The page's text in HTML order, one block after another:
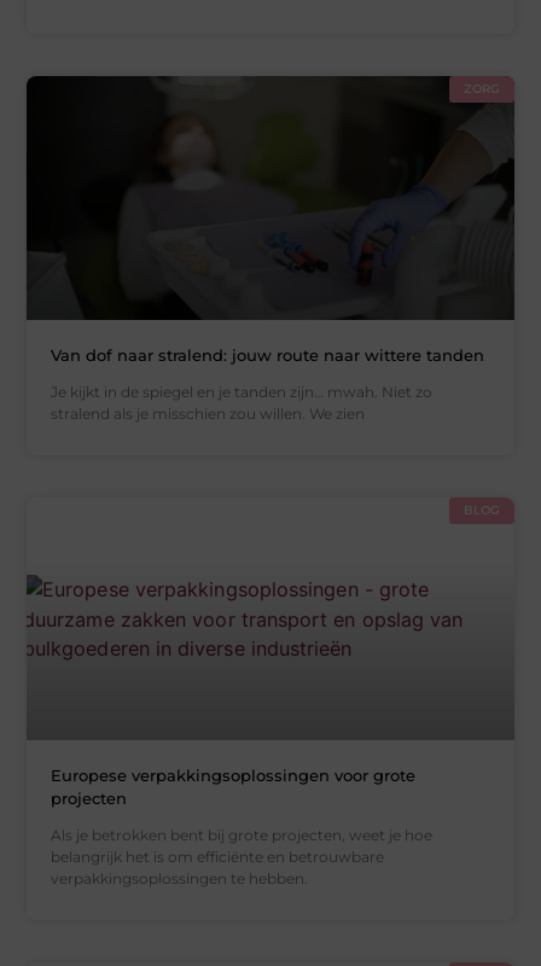
ZORG
Van dof naar stralend: jouw route naar wittere tanden
Je kijkt in de spiegel en je tanden zijn… mwah. Niet zo
stralend als je misschien zou willen. We zien
BLOG
Europese verpakkingsoplossingen voor grote
projecten
Als je betrokken bent bij grote projecten, weet je hoe
belangrijk het is om efficiënte en betrouwbare
verpakkingsoplossingen te hebben.